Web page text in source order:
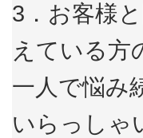
3．お客様
えている方
一人で悩み
いらっしゃ